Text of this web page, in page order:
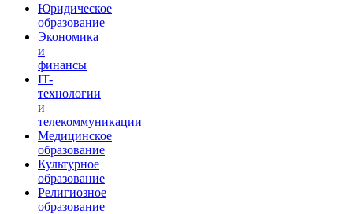
Юридическое
образование
Экономика
и
финансы
IT-
технологии
и
телекоммуникации
Медицинское
образование
Культурное
образование
Религиозное
образование